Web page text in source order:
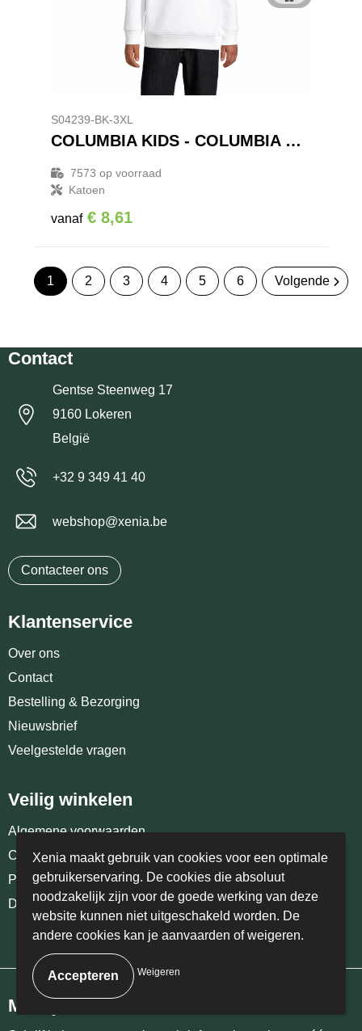
S04239-BK-3XL
COLUMBIA KIDS - COLUMBIA KIDS Trui
7573 op voorraad
Katoen
vanaf € 8,61
1 2 3 4 5 6 Volgende
Contact
Gentse Steenweg 17
9160 Lokeren
België
+32 9 349 41 40
webshop@xenia.be
Contacteer ons
Klantenservice
Over ons
Contact
Bestelling & Bezorging
Nieuwsbrief
Veelgestelde vragen
Veilig winkelen
Algemene voorwaarden
Cookiebeleid
Privacyverklaring
Disclaimer
Meld je aan voor onze nieuwsbrief
Xenia maakt gebruik van cookies voor een optimale
gebruikerservaring. De cookies die absoluut
noodzakelijk zijn voor de goede werking van deze
website kunnen niet uitgeschakeld worden. De
andere cookies kan je aanvaarden of weigeren.
Weigeren